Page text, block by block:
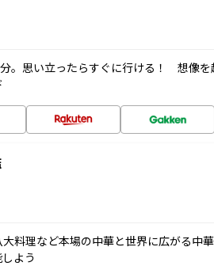
。思い立ったらすぐに行ける！ 想像を
料理など本場の中華と世界に広がる中
よう